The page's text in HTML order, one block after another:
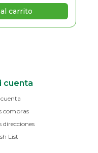
cuenta
compras
direcciones
List